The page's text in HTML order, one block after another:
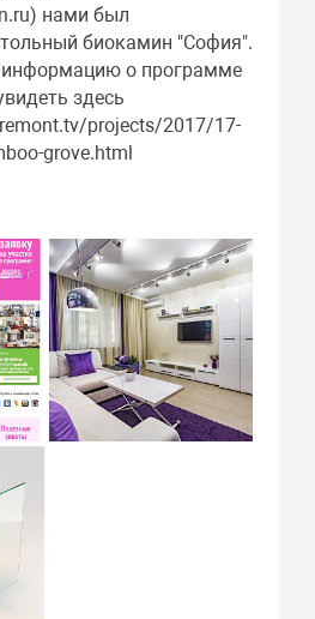
нами был
биокамин "София".
о программе
здесь
projects/2017/17-
grove.html